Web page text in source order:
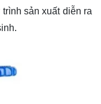
sản xuất diễn ra